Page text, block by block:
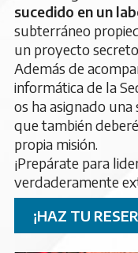
sucedido en un
subterráneo
un proyecto
Además de
informática de la
os ha asignado una
que también
propia misión.
¡Prepárate para
verdaderamente
¡HAZ TU